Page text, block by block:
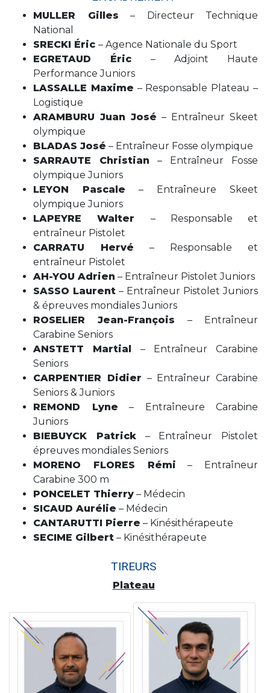
MULLER Gilles – Directeur Technique
National
SRECKI Éric – Agence Nationale du Sport
EGRETAUD Éric – Adjoint Haute
Performance Juniors
LASSALLE Maxime – Responsable Plateau –
Logistique
ARAMBURU Juan José – Entraîneur Skeet
olympique
BLADAS José – Entraîneur Fosse olympique
SARRAUTE Christian – Entraîneur Fosse
olympique Juniors
LEYON Pascale – Entraîneure Skeet
olympique Juniors
LAPEYREWalter – Responsable et
entraîneur Pistolet
CARRATU Hervé – Responsable et
entraîneur Pistolet
AH-YOU Adrien – Entraîneur Pistolet Juniors
SASSO Laurent – Entraîneur Pistolet Juniors
& épreuves mondiales Juniors
ROSELIER Jean-François – Entraîneur
Carabine Seniors
ANSTETT Martial
– Entraîneur Carabine
Seniors
CARPENTIER Didier – Entraîneur Carabine
Seniors & Juniors
REMOND Lyne – Entraîneure Carabine
Juniors
BIEBUYCK Patrick– Entraîneur Pistolet
épreuves mondiales Seniors
MORENO FLORES Rémi – Entraîneur
Carabine 300 m
PONCELET Thierry – Médecin
SICAUD Aurélie – Médecin
CANTARUTTI Pierre – Kinésithérapeute
SECIME Gilbert – Kinésithérapeute
TIREURS
Plateau